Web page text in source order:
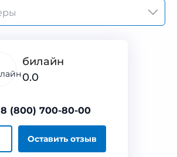
билайн
0.0
8 (800) 700-80-00
Оставить отзыв